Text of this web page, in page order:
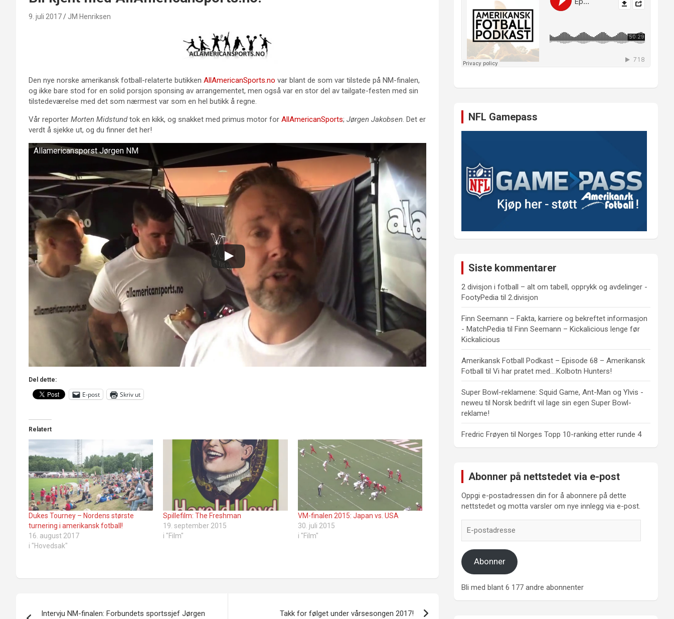
9. juli 2017 JM Henriksen
Den nye norske amerikansk fotball-relaterte butikken AllAmericanSports.no var blant de som var tilstede på NM-finalen,
og ikke bare stod for en solid porsjon sponsing av arrangementet, men også var en stor del av tailgate-festen med sin
tilstedeværelse med det som nærmest var som en hel butikk å regne.
Vår reporter Morten Midstundtok en kikk, og snakket med primus motor for AllAmericanSports; Jørgen Jakobsen. Det er
verdt å sjekke ut, og du finner det her!
Allamericansporst Jørgen NM
Del dette:
E-post Skriv ut
Relatert
Dukes Tourney – Nordens største
turnering i amerikansk fotball!
16. august 2017
i "Hovedsak"
Spillefilm: The Freshman
19. september 2015
i "Film"
VM-finalen 2015: Japan vs. USA
30. juli 2015
i "Film"
Intervju NM-finalen: Forbundets sportssjef Jørgen
Takk for følget under vårsesongen 2017!
NFL Gamepass
Siste kommentarer
2 divisjon i fotball – alt om tabell, opprykk og avdelinger -
FootyPedia til2.divisjon
Finn Seemann – Fakta, karriere og bekreftet informasjon
- MatchPedia tilFinn Seemann – Kickalicious lenge før
Kickalicious
Amerikansk Fotball Podkast – Episode 68 – Amerikansk
Fotball tilVi har pratet med….Kolbotn Hunters!
Super Bowl-reklamene: Squid Game, Ant-Man og Ylvis -
neweu tilNorsk bedrift vil lage sin egen Super Bowl-
reklame!
Fredric Frøyen tilNorges Topp 10-ranking etter runde 4
Abonner på nettstedet via e-post
Oppgi e-postadressen din for å abonnere på dette
nettstedet og motta varsler om nye innlegg via e-post.
postadresse
Abonner
Bli med blant 6 177 andre abonnenter